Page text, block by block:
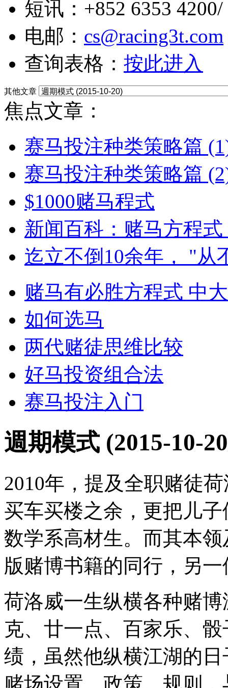
短讯：+852 6353
电邮： cs@racing3t.com
查询表格： 按此进入
其他文章
焦点文章：
赛马投注种类策略篇
赛马投注种类策略篇
$1000赌马程式
新闻百科：赌马方程
迄立不倒10余年， "从
赌马有必胜方程式 中
如何选马
两代赌徒思维比较
好马投资组合法
赛马投注入门
週期模式 (2015-10-
2010年，提及全职赌徒
买车买楼之余，更把儿
数学系高材生。而其本
版赌博书籍的同行，另
荷洛威一生纵横各种赌
克、廿一点、百家乐、
绩，虽然他纵横江湖的
赌场设置、政策、规则